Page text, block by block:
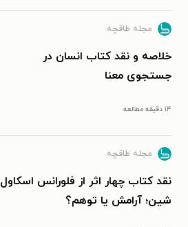
مجله طاقچه
خلاصه و نقد کتاب انسان در
جستجوی معنا
۱۴ دقیقه مطالعه
مجله طاقچه
نقد کتاب چهار اثر از فلورانس اسکاول
شین؛ آرامش یا توهم؟